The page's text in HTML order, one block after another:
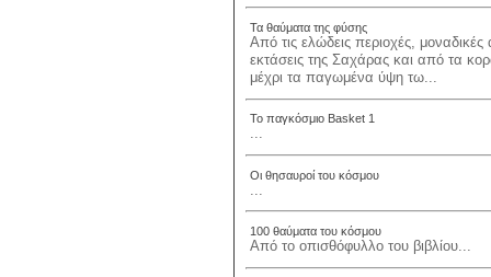
Τα θαύματα της φύσης
Από τις ελώδεις περιοχές,
εκτάσεις της Σαχάρας και από τα
μέχρι τα παγωμένα ύψη τω...
Το παγκόσμιο Basket 1
...
Οι θησαυροί του κόσμου
100 θαύματα του κόσμου
Από το οπισθόφυλλο του βιβλίου...